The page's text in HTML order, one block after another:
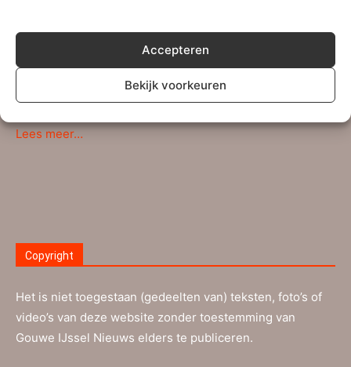
Accepteren
Bekijk voorkeuren
Persberichten, (sport)verslagen en andere
mededelingen kunnen verstuurd worden naar ons
redactie-adresinfo@gouweijsselnieuws.nl. Ook voor
ingezonden brieven kan dit e-mailadres gebruikt worden.
Lees meer…
Copyright
Het is niet toegestaan (gedeelten van) teksten, foto’s of
video’s van deze website zonder toestemming van
Gouwe IJssel Nieuws elders te publiceren.